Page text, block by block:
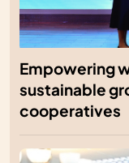
Empowering
sustainable
cooperatives